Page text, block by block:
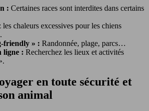
: Certaines races sont interdites dans certains
les chaleurs excessives pour les chiens
friendly » : Randonnée, plage, parcs…
ligne : Recherchez les lieux et activités
en toute sécurité et
animal